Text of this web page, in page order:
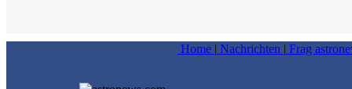
Home | Nachrichten | Frag